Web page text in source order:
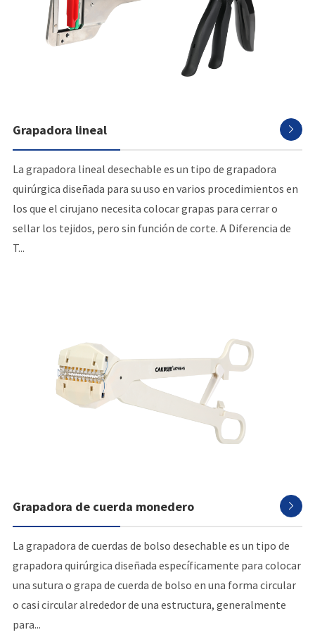
Grapadora lineal 
La grapadora lineal desechable es un tipo de grapadora
quirúrgica diseñada para su uso en varios procedimientos en
los que el cirujano necesita colocar grapas para cerrar o
sellar los tejidos, pero sin función de corte. A Diferencia de
T...
Grapadora de cuerda monedero 
La grapadora de cuerdas de bolso desechable es un tipo de
grapadora quirúrgica diseñada específicamente para colocar
una sutura o grapa de cuerda de bolso en una forma circular
o casi circular alrededor de una estructura, generalmente
para...